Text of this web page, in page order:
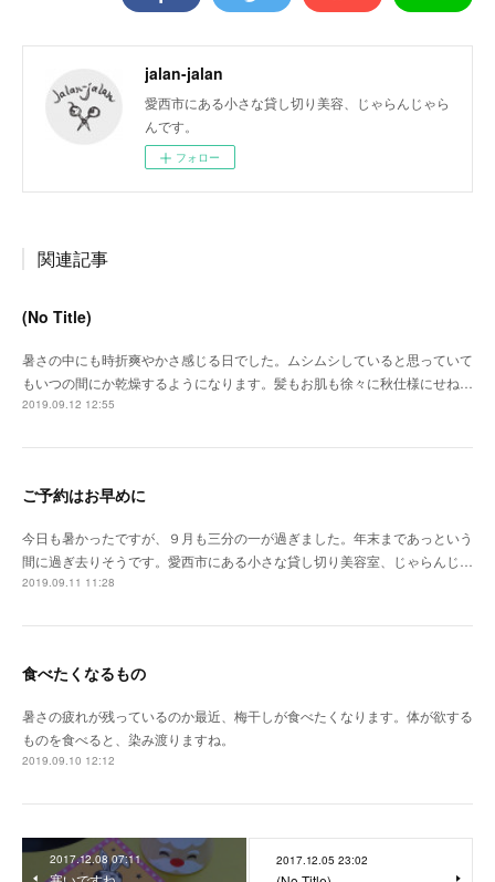
jalan-jalan
愛西市にある小さな貸し切り美容、じゃらんじゃら
んです。
フォロー
関連記事
(No Title)
暑さの中にも時折爽やかさ感じる日でした。ムシムシしていると思っていて
もいつの間にか乾燥するようになります。髪もお肌も徐々に秋仕様にせね…
2019.09.12 12:55
ご予約はお早めに
今日も暑かったですが、９月も三分の一が過ぎました。年末まであっという
間に過ぎ去りそうです。愛西市にある小さな貸し切り美容室、じゃらんじ…
2019.09.11 11:28
食べたくなるもの
暑さの疲れが残っているのか最近、梅干しが食べたくなります。体が欲する
ものを食べると、染み渡りますね。
2019.09.10 12:12
2017.12.08 07:11 2017.12.05 23:02